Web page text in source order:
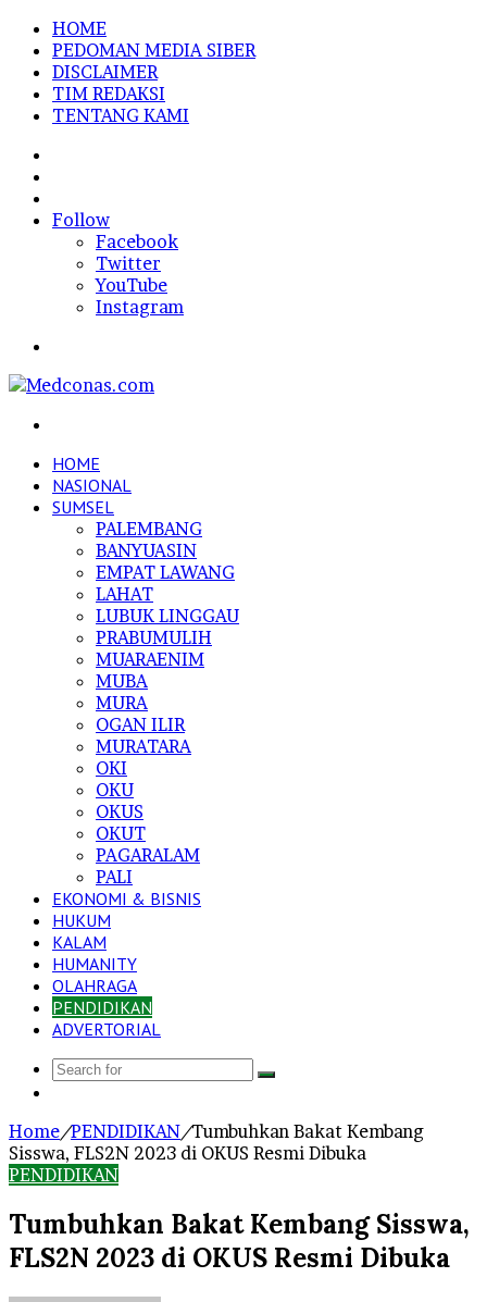
HOME
PEDOMAN MEDIA SIBER
DISCLAIMER
TIM REDAKSI
TENTANG KAMI
In
Follow
Facebook
Twitter
YouTube
Instagram
HOME
NASIONAL
SUMSEL
PALEMBANG
BANYUASIN
EMPAT LAWANG
LAHAT
LUBUK LINGGAU
PRABUMULIH
MUARAENIM
MUBA
MURA
OGAN ILIR
MURATARA
OKI
OKU
OKUS
OKUT
PAGARALAM
PALI
EKONOMI & BISNIS
HUKUM
KALAM
HUMANITY
OLAHRAGA
PENDIDIKAN
ADVERTORIAL
Search
Home/PENDIDIKAN/Tumbuhkan Bakat Kembang
Sisswa, FLS2N 2023 di OKUS Resmi Dibuka
PENDIDIKAN
Tumbuhkan Bakat Kembang Sisswa,
FLS2N 2023 di OKUS Resmi Dibuka